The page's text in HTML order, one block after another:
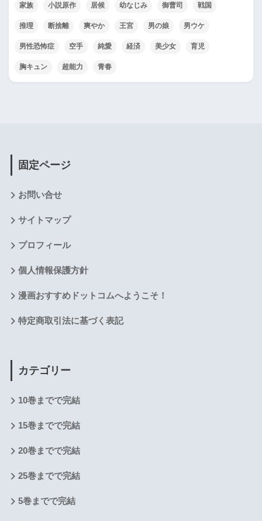
家族 小説原作 居候 幼なじみ 御曹司 戦国
推理 断捨離 爽やか 王宮 男の娘 男ウケ
男性恐怖症 空手 純愛 経済 美少女 育児
胸キュン 超能力 青春
固定ページ
お問い合せ
サイトマップ
プロフィール
個人情報保護方針
漫画おすすめドットコムへようこそ！
特定商取引法に基づく表記
カテゴリー
10巻までで完結
15巻までで完結
20巻までで完結
25巻までで完結
5巻までで完結